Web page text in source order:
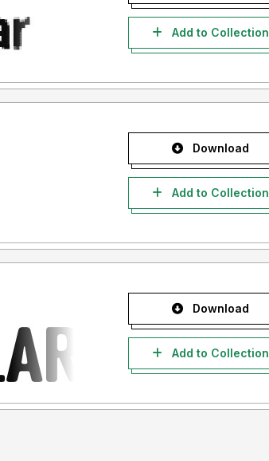
Add to Collection
Download
Add to Collection
Download
Add to Collection